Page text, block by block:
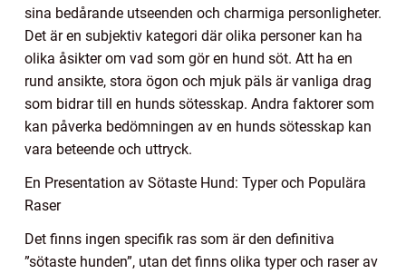
sina bedårande utseenden och charmiga personligheter.
Det är en subjektiv kategori där olika personer kan ha
olika åsikter om vad som gör en hund söt. Att ha en
rund ansikte, stora ögon och mjuk päls är vanliga drag
som bidrar till en hunds sötesskap. Andra faktorer som
kan påverka bedömningen av en hunds sötesskap kan
vara beteende och uttryck.
En Presentation av Sötaste Hund: Typer och Populära
Raser
Det finns ingen specifik ras som är den definitiva
”sötaste hunden”, utan det finns olika typer och raser av